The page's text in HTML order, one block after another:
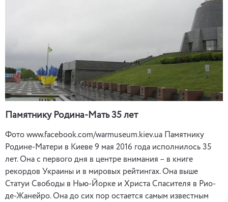
Памятнику Родина-Мать 35 лет
Фото www.facebook.com/warmuseum.kiev.ua Памятнику
Родине-Матери в Киеве 9 мая 2016 года исполнилось 35
лет. Она с первого дня в центре внимания – в книге
рекордов Украины и в мировых рейтингах. Она выше
Статуи Свободы в Нью-Йорке и Христа Спасителя в Рио-
де-Жанейро. Она до сих пор остается самым известным